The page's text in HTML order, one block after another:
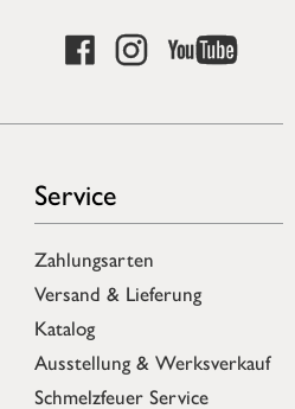
Service
Zahlungsarten
Versand & Lieferung
Katalog
Ausstellung & Werksverkauf
Schmelzfeuer Service